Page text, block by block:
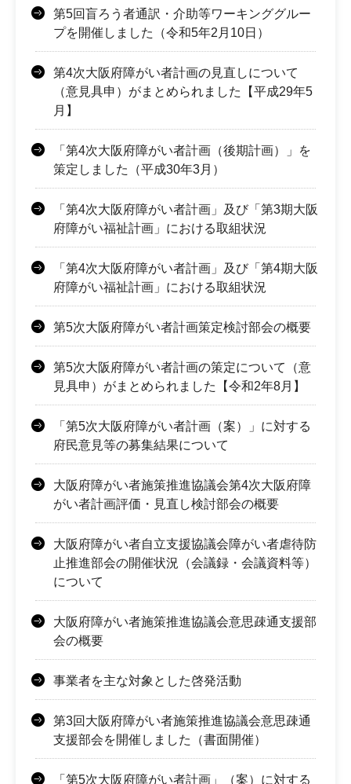
第5回盲ろう者通訳・介助等ワーキンググルー
プを開催しました（令和5年2月10日）
第4次大阪府障がい者計画の見直しについて
（意見具申）がまとめられました【平成29年5
月】
「第4次大阪府障がい者計画（後期計画）」を
策定しました（平成30年3月）
「第4次大阪府障がい者計画」及び「第3期大阪
府障がい福祉計画」における取組状況
「第4次大阪府障がい者計画」及び「第4期大阪
府障がい福祉計画」における取組状況
第5次大阪府障がい者計画策定検討部会の概要
第5次大阪府障がい者計画の策定について（意
見具申）がまとめられました【令和2年8月】
「第5次大阪府障がい者計画（案）」に対する
府民意見等の募集結果について
大阪府障がい者施策推進協議会第4次大阪府障
がい者計画評価・見直し検討部会の概要
大阪府障がい者自立支援協議会障がい者虐待防
止推進部会の開催状況（会議録・会議資料等）
について
大阪府障がい者施策推進協議会意思疎通支援部
会の概要
事業者を主な対象とした啓発活動
第3回大阪府障がい者施策推進協議会意思疎通
支援部会を開催しました（書面開催）
「第5次大阪府障がい者計画」（案）に対する